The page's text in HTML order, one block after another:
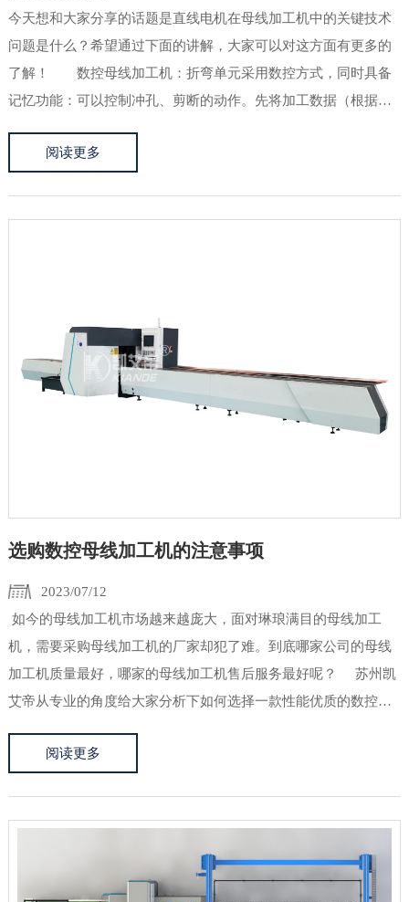
今天想和大家分享的话题是直线电机在母线加工机中的关键技术
问题是什么？希望通过下面的讲解，大家可以对这方面有更多的
了解！ 数控母线加工机：折弯单元采用数控方式，同时具备
记忆功能：可以控制冲孔、剪断的动作。先将加工数据（根据排
进行折弯的加工；可随时将加工工件的现场数据补充存入系统，
阅读更多
选购数控母线加工机的注意事项
2023/07/12
如今的母线加工机市场越来越庞大，面对琳琅满目的母线加工
机，需要采购母线加工机的厂家却犯了难。到底哪家公司的母线
加工机质量最好，哪家的母线加工机售后服务最好呢？ 苏州凯
艾帝从专业的角度给大家分析下如何选择一款性能优质的数控母
&nbs...阅读更多